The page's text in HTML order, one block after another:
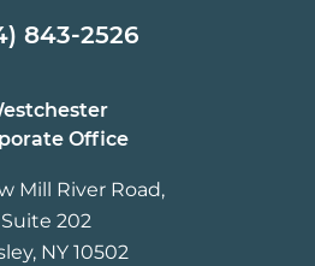
843-2526
Office
Mill River Road,
Suite 202
NY 10502